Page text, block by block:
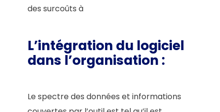
des surcoûts à
L’intégration du logiciel
dans l’organisation :
Le spectre des données et informations